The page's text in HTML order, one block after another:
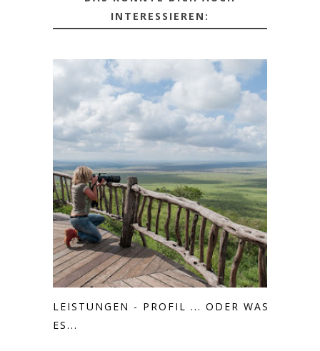
INTERESSIEREN:
LEISTUNGEN - PROFIL ... ODER WAS
ES...